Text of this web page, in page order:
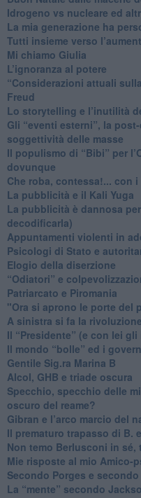
​Idrogeno vs nucleare ed
​La mia generazione ha
​Tutti insieme verso
Mi chiamo Giulia
L’ignoranza al potere
​“Considerazioni attuali
Freud
​Lo storytelling e l’inutilità
​Gli “eventi esterni”, la
soggettività delle masse
​Il populismo di “Bibi” per
dovunque
​Che roba, contessa!... con
La pubblicità e il Kali Yuga
​La pubblicità è dannosa
decodificarla)
​Appuntamenti violenti in
​Psicologi di Stato e
Elogio della diserzione
“Odiatori” e
​Patriarcato e Piromania
"Ora si aprono le porte del
​A sinistra si fa la
​Il “Presidente” (e con lei
​Il mondo “bolle” ed i
​Gentile Sig.ra Marina B
​Alcol, GHB e triade oscura
​Specchio, specchio delle
oscuro del reame?
​Gibran e l’arco marcio del
​Il prematuro trapasso di B.
​Non temo Berlusconi in sé,
​Mie risposte al mio Amico-
​Secondo Porges e secondo
​La “mente” secondo